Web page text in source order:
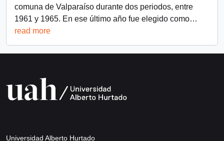
comuna de Valparaíso durante dos periodos, entre
1961 y 1965. En ese último año fue elegido como…
read more
Universidad Alberto Hurtado